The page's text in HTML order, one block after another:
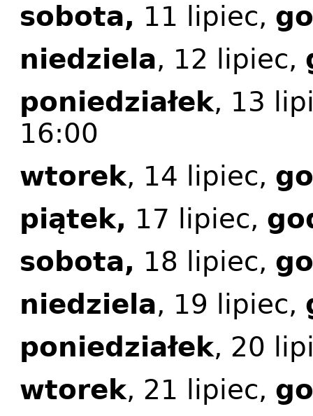
sobota, 11 lipiec,
niedziela, 12 lipiec,
poniedziałek, 13
16:00
wtorek, 14 lipiec,
piątek, 17 lipiec,
sobota, 18 lipiec,
niedziela, 19 lipiec,
poniedziałek, 20
wtorek, 21 lipiec,